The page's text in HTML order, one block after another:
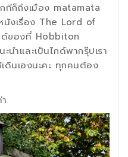
ทีก็ถึงเมือง matamata
นังเรื่อง The Lord of
ของที่ Hobbiton
ำและเป็นไกด์พากรุ๊ปเรา
เดินเองนะคะ ทุกคนต้อง